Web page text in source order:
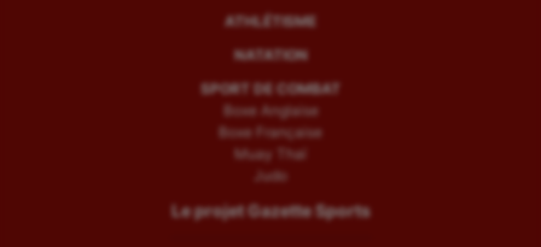
ATHLÉTISME
NATATION
SPORT DE COMBAT
Boxe Anglaise
Boxe Française
Muay Thaï
Judo
Le projet Gazette Sports